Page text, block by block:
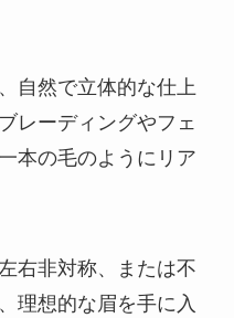
自然で立体的な仕上
レーディングやフェ
本の毛のようにリア
右非対称、または不
理想的な眉を手に入